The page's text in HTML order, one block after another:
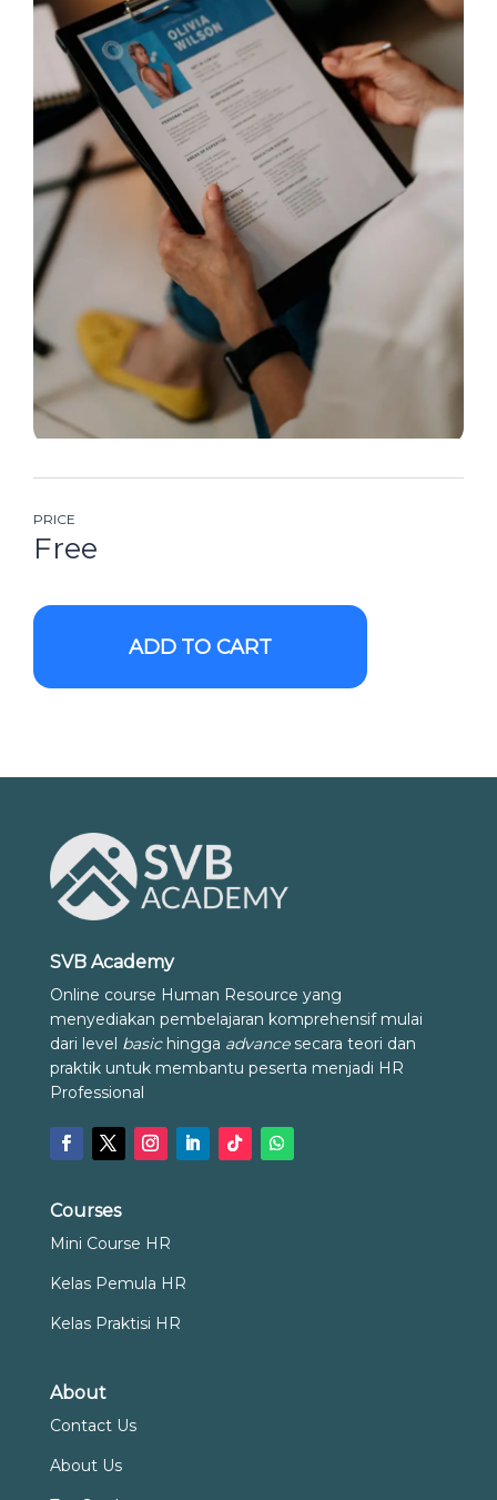
PRICE
Free
ADD TO CART
SVB Academy
Online course Human Resource yang
menyediakan pembelajaran komprehensif mulai
dari level basichingga advancesecara teori dan
praktik untuk membantu peserta menjadi HR
Professional
Courses
Mini Course HR
Kelas Pemula HR
Kelas Praktisi HR
About
Contact Us
About Us